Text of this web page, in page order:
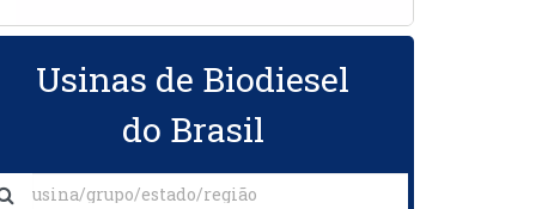
Usinas de Biodiesel
do Brasil